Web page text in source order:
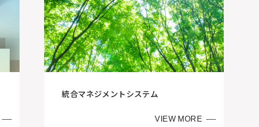
統合マネジメントシステム
VIEW MORE